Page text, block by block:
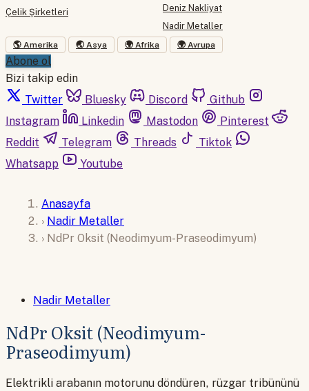
Çelik Şirketleri
Deniz Nakliyat
Nadir Metaller
🌎 Amerika 🌏 Asya 🌍 Afrika 🌍 Avrupa
Abone ol
Bizi takip edin
Twitter
Bluesky Discord
Github
Instagram
Linkedin Mastodon
Pinterest
Reddit
Telegram Threads
Tiktok
Whatsapp
Youtube
Anasayfa
› Nadir Metaller
› NdPr Oksit (Neodimyum-Praseodimyum)
Nadir Metaller
NdPr Oksit (Neodimyum-
Praseodimyum)
Elektrikli arabanın motorunu döndüren, rüzgar tribününü